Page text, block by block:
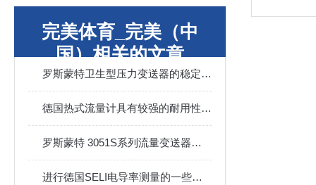
完美体育_完美（中
国）相关的文章
罗斯蒙特卫生型压力变送器的稳定性能是如何实现的？
德国热式流量计具有较强的耐用性和稳定性
罗斯蒙特 3051S系列流量变送器安装指南
进行德国SELI电导率测量的一些注意事项